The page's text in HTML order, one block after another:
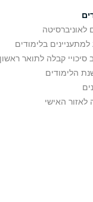
לאוניברסיטה
בלימודים
סיכויי קבלה לתואר ראשון
הלימודים
לאזור האישי